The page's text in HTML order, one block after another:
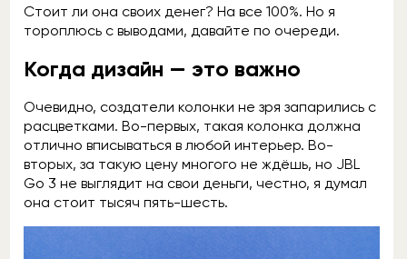
Стоит ли она своих денег? На все 100%. Но я
тороплюсь с выводами, давайте по очереди.
Когда дизайн — это важно
Очевидно, создатели колонки не зря запарились с
расцветками. Во-первых, такая колонка должна
отлично вписываться в любой интерьер. Во-
вторых, за такую цену многого не ждёшь, но JBL
Go 3 не выглядит на свои деньги, честно, я думал
она стоит тысяч пять-шесть.